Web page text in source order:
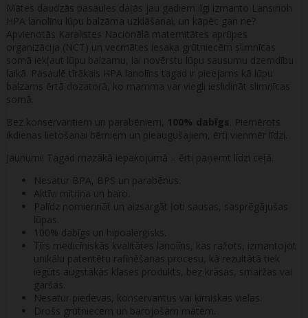
Mātes daudzās pasaules daļās jau gadiem ilgi izmanto Lansinoh
HPA lanolīnu lūpu balzāma uzklāšanai, un kāpēc gan ne?
Apvienotās Karalistes Nacionālā maternitātes aprūpes
organizācija (NCT) un vecmātes iesaka grūtniecēm slimnīcas
somā iekļaut lūpu balzamu, lai novērstu lūpu sausumu dzemdību
laikā. Pasaulē tīrākais HPA lanolīns tagad ir pieejams kā lūpu
balzams ērtā dozatorā, ko mamma var viegli ieslidināt slimnīcas
somā.
Bez konservantiem un parabēniem, 100% dabīgs . Piemērots
ikdienas lietošanai bērniem un pieaugušajiem, ērti vienmēr līdzi.
Jaunumi! Tagad mazākā iepakojumā – ērti paņemt līdzi ceļā.
Nesatur BPA, BPS un parabēnus.
Aktīvi mitrina un baro.
Palīdz nomierināt un aizsargāt ļoti sausas, sasprēgājušas
lūpas.
100% dabīgs un hipoalerģisks.
Tīrs medicīniskās kvalitātes lanolīns, kas ražots, izmantojot
unikālu patentētu rafinēšanas procesu, kā rezultātā tiek
iegūts augstākās klases produkts, bez krāsas, smaržas vai
garšas.
Nesatur piedevas, konservantus vai ķīmiskas vielas.
Drošs grūtniecēm un barojošām mātēm.